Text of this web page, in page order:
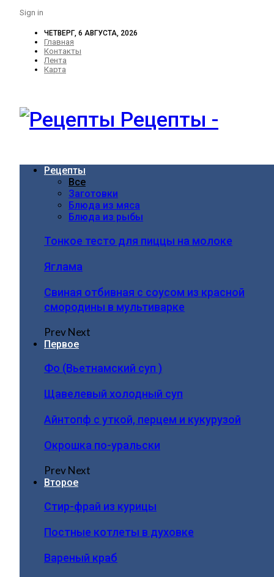
Sign in
ЧЕТВЕРГ, 6 АВГУСТА, 2026
Главная
Контакты
Лента
Карта
Рецепты -
Рецепты
Все
Заготовки
Блюда из мяса
Блюда из рыбы
Тонкое тесто для пиццы на молоке
Яглама
Свиная отбивная с соусом из красной
смородины в мультиварке
PrevNext
Первое
Фо (Вьетнамский суп )
Щавелевый холодный суп
Айнтопф с уткой, перцем и кукурузой
Окрошка по-уральски
PrevNext
Второе
Стир-фрай из курицы
Постные котлеты в духовке
Вареный краб